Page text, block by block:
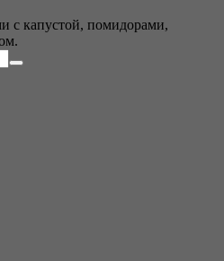
с капустой, помидорами,